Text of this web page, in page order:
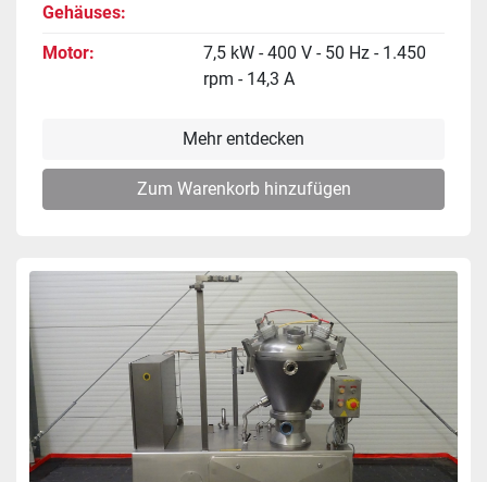
Gehäuses
Motor
7,5 kW - 400 V - 50 Hz - 1.450
rpm - 14,3 A
Mehr entdecken
Zum Warenkorb hinzufügen